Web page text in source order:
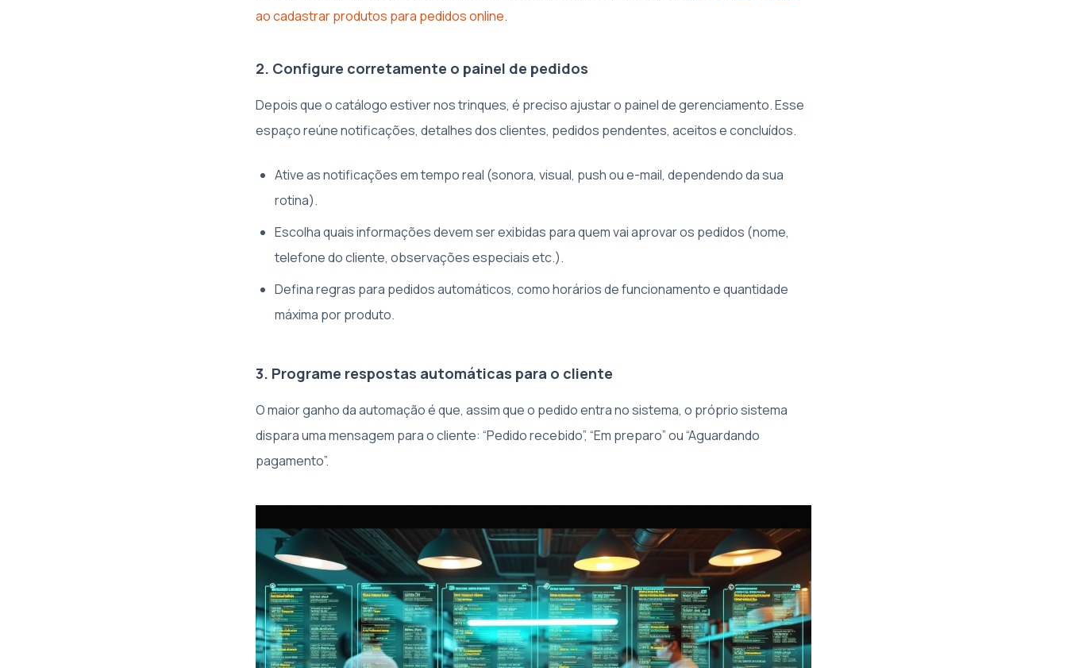
ao cadastrar produtos para pedidos online.
2. Configure corretamente o painel de pedidos
Depois que o catálogo estiver nos trinques, é preciso ajustar o painel de gerenciamento. Esse
espaço reúne notificações, detalhes dos clientes, pedidos pendentes, aceitos e concluídos.
Ative as notificações em tempo real (sonora, visual, push ou e-mail, dependendo da sua
rotina).
Escolha quais informações devem ser exibidas para quem vai aprovar os pedidos (nome,
telefone do cliente, observações especiais etc.).
Defina regras para pedidos automáticos, como horários de funcionamento e quantidade
máxima por produto.
3. Programe respostas automáticas para o cliente
O maior ganho da automação é que, assim que o pedido entra no sistema, o próprio sistema
dispara uma mensagem para o cliente: “Pedido recebido”, “Em preparo” ou “Aguardando
pagamento”.